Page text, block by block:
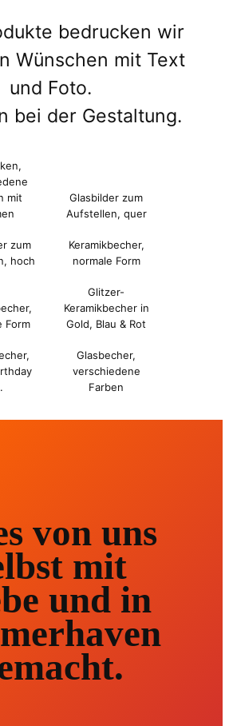
bedrucken wir
Wünschen mit Text
und Foto.
bei der Gestaltung.
mit
Glasbilder zum
Aufstellen, quer
zum
hoch
Keramikbecher,
normale Form
Form
Glitzer-
Keramikbecher in
Gold, Blau & Rot
Glasbecher,
verschiedene
Farben
von uns
mit
und in